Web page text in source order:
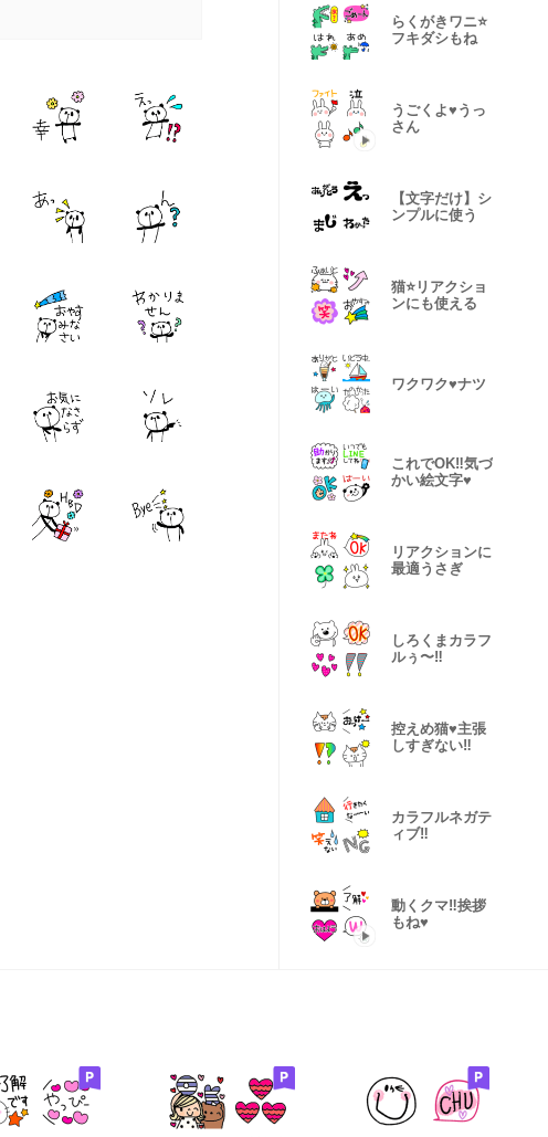
らくがきワニ⭐️
フキダシもね
うごくよ♥️うっ
さん
【文字だけ】シ
ンプルに使う
猫⭐️リアクショ
ンにも使える
ワクワク♥️ナツ
これでOK‼️気づ
かい絵文字♥️
リアクションに
最適うさぎ
しろくまカラフ
ルぅ〜‼️
控えめ猫♥️主張
しすぎない‼️
カラフルネガテ
ィブ‼️
動くクマ‼️挨拶
もね♥️